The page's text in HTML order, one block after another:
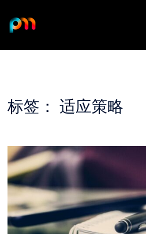
content
标签： 适应策略